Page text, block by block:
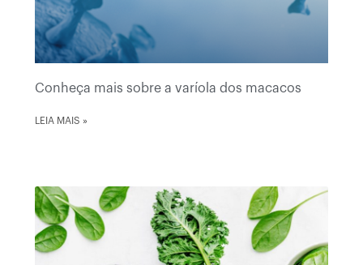
Conheça mais sobre a varíola dos macacos
LEIA MAIS »